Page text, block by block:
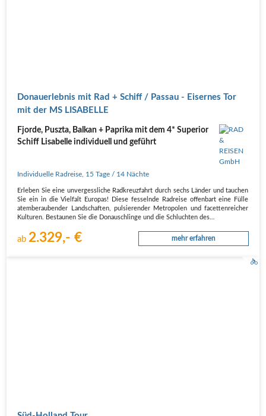
Donauerlebnis mit Rad + Schiff / Passau - Eisernes Tor
mit der MS LISABELLE
Fjorde, Puszta, Balkan + Paprika mit dem 4* Superior
Schiff Lisabelle individuell und geführt
Individuelle Radreise 15 Tage / 14 Nächte
Erleben Sie eine unvergessliche Radkreuzfahrt durch sechs Länder und tauchen
Sie ein in die Vielfalt Europas! Diese fesselnde Radreise offenbart eine Fülle
atemberaubender Landschaften, pulsierender Metropolen und facettenreicher
Kulturen. Bestaunen Sie die Donauschlinge und die Schluchten des…
ab 2.329,- € mehr erfahren